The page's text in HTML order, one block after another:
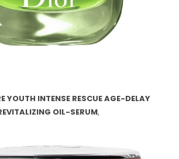
YOUTH INTENSE RESCUE AGE-DELAY
OIL-SERUM,